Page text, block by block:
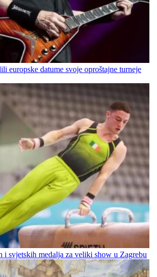
europske datume svoje oproštajne turneje
i svjetskih medalja za veliki show u Zagrebu